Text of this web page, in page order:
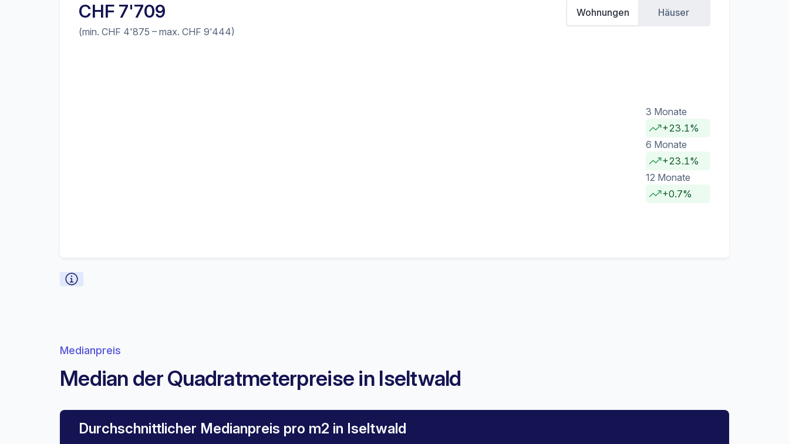
CHF 7'709
(min. CHF 4'875 – max. CHF 9'444)
Wohnungen Häuser
3 Monate
+23.1%
6 Monate
+23.1%
12 Monate
+0.7%
Medianpreis
Median der Quadratmeterpreise in Iseltwald
Durchschnittlicher Medianpreis pro m2 in Iseltwald